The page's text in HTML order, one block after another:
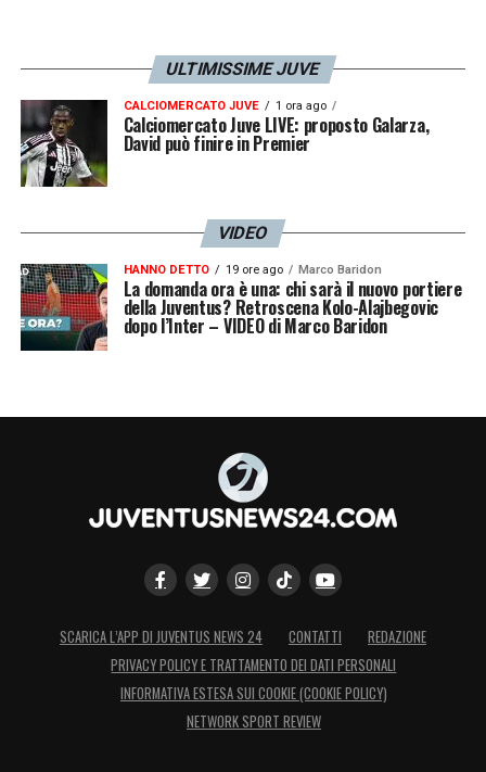
Atletico Madrid – 82 punti
Juventus – 80 punti
Napoli – 72 punti
LA PLAYLIST DELLE NOSTRE TOP NEWS
ULTIMISSIME JUVE
CALCIOMERCATO JUVE 1 ora ago
Calciomercato Juve LIVE: proposto Galarza,
David può finire in Premier
VIDEO
HANNO DETTO 19 ore ago Marco Baridon
La domanda ora è una: chi sarà il nuovo portiere
della Juventus? Retroscena Kolo-Alajbegovic
dopo l’Inter – VIDEO di Marco Baridon
SCARICA L’APP DI JUVENTUS NEWS 24 CONTATTI
REDAZIONE
PRIVACY POLICY E TRATTAMENTO DEI DATI PERSONALI
INFORMATIVA ESTESA SUI COOKIE (COOKIE POLICY)
NETWORK SPORT REVIEW